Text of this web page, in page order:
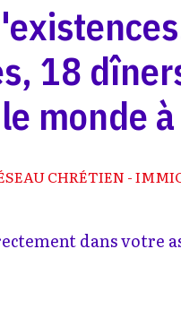
18
monde
CHRÉTIEN -
dans votre